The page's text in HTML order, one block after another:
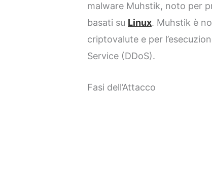
malware Muhstik, noto per
basati su Linux. Muhstik è
criptovalute e per
Service (DDoS).
Fasi dell’Attacco